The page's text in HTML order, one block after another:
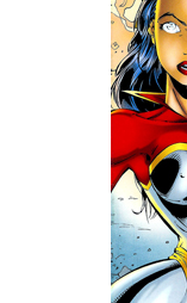
REBalance
Работы Kuroneko
Doom 3
X2 - The Threat
Quake III Arena
Star Trek